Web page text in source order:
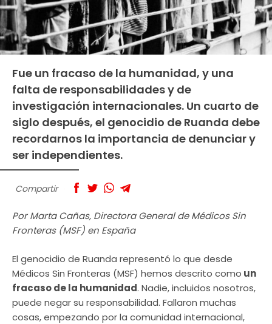
Fue un fracaso de la humanidad, y una
falta de responsabilidades y de
investigación internacionales. Un cuarto de
siglo después, el genocidio de Ruanda debe
recordarnos la importancia de denunciar y
ser independientes.
Compartir
Por Marta Cañas, Directora General de Médicos Sin
Fronteras (MSF) en España
El genocidio de Ruanda representó lo que desde
Médicos Sin Fronteras (MSF) hemos descrito como un
fracaso de la humanidad. Nadie, incluidos nosotros,
puede negar su responsabilidad. Fallaron muchas
cosas, empezando por la comunidad internacional,